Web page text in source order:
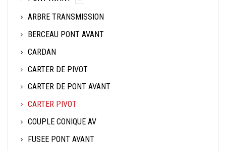
ARBRE TRANSMISSION
BERCEAU PONT AVANT
CARDAN
CARTER DE PIVOT
CARTER DE PONT AVANT
CARTER PIVOT
COUPLE CONIQUE AV
FUSEE PONT AVANT